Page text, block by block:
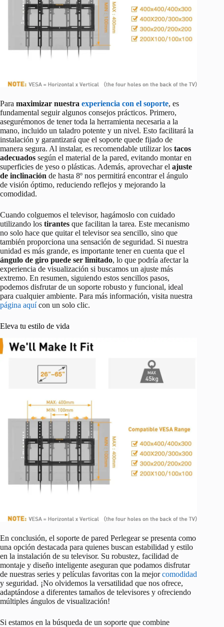
Para maximizar nuestra experiencia con el soporte, es
fundamental seguir algunos consejos prácticos. Primero,
asegurémonos de tener toda la herramienta necesaria a la
mano, incluido un taladro potente y un nivel. Esto facilitará la
instalación y garantizará que el soporte quede fijado de
manera segura. Al instalar, es recomendable utilizar los tacos
adecuados según el material de la pared, evitando montar en
superficies de yeso o plásticas. Además, aprovechar el ajuste
de inclinación de hasta 8º nos permitirá encontrar el ángulo
de visión óptimo, reduciendo reflejos y mejorando la
comodidad.
Cuando colguemos el televisor, hagámoslo con cuidado
utilizando los tirantes que facilitan la tarea. Este mecanismo
no solo hace que quitar el televisor sea sencillo, sino que
también proporciona una sensación de seguridad. Si nuestra
unidad es más grande, es importante tener en cuenta que el
ángulo de giro puede ser limitado, lo que podría afectar la
experiencia de visualización si buscamos un ajuste más
extremo. En resumen, siguiendo estos sencillos pasos,
podemos disfrutar de un soporte robusto y funcional, ideal
para cualquier ambiente. Para más información, visita nuestra
página aquícon un solo clic.
Eleva tu estilo de vida
En conclusión, el soporte de pared Perlegear se presenta como
una opción destacada para quienes buscan estabilidad y estilo
en la instalación de su televisor. Su robustez, facilidad de
montaje y diseño inteligente aseguran que podamos disfrutar
de nuestras series y películas favoritas con la mejorcomodidad
y seguridad. ¡No olvidemos la versatilidad que nos ofrece,
adaptándose a diferentes tamaños de televisores y ofreciendo
múltiples ángulos de visualización!
Si estamos en la búsqueda de un soporte que combine